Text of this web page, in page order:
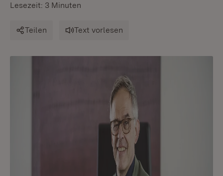
Lesezeit: 3 Minuten
Teilen Text vorlesen